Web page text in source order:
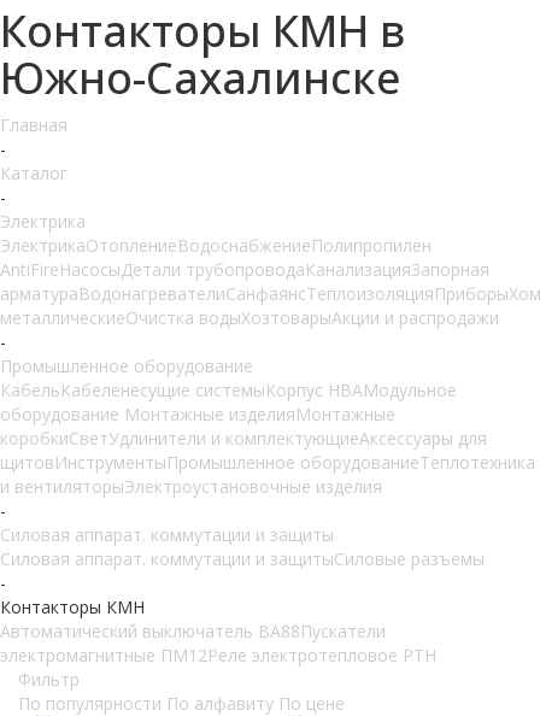
Контакторы КМН в
Южно-Сахалинске
Главная
-
Каталог
-
Электрика
ЭлектрикаОтоплениеВодоснабжениеПолипропилен
AntiFireНасосыДетали трубопроводаКанализацияЗапорная
арматураВодонагревателиСанфаянсТеплоизоляцияПриборы
металлическиеОчистка водыХозтоварыАкции и распродажи
-
Промышленное оборудование
КабельКабеленесущие системыКорпус НВАМодульное
оборудование Монтажные изделияМонтажные
коробкиСветУдлинители и комплектующиеАксессуары для
щитовИнструментыПромышленное оборудованиеТеплотехника
и вентиляторыЭлектроустановочные изделия
-
Силовая аппарат. коммутации и защиты
Силовая аппарат. коммутации и защитыСиловые разъемы
-
Контакторы КМН
Автоматический выключатель ВА88Пускатели
электромагнитные ПМ12Реле электротепловое РТН
Фильтр
По популярности По алфавиту По цене